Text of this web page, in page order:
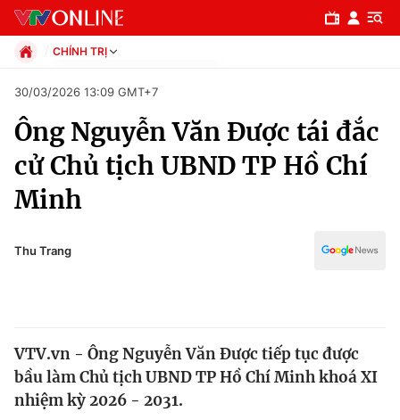
Chuyên mục
Chính trị
Thế giới
CHÍNH TRỊ
Xã hội
Pháp luật
Kinh tế
Thể thao
Truyền hình
Đời sống
30/03/2026 13:09 GMT+7
Ông Nguyễn Văn Được tái đắc
cử Chủ tịch UBND TP Hồ Chí
Minh
Thu Trang
VTV.vn - Ông Nguyễn Văn Được tiếp tục được
bầu làm Chủ tịch UBND TP Hồ Chí Minh khoá XI
nhiệm kỳ 2026 - 2031.